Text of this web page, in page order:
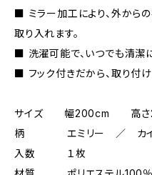
■ ミラー加工により、外から
取り入れます。
■ 洗濯可能で、いつでも清潔
■ フック付きだから、取り付け
サイズ 幅200cm 高さ223
柄 エミリー ／ カイ
入数 １枚